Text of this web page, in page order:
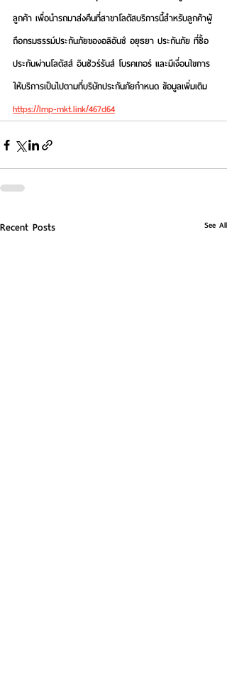
ลูกค้า เพื่อนำรถมาส่งคืนที่สาขาโลตัสบริการนี้สำหรับลูกค้าผู้
ถือกรมธรรม์ประกันภัยของอลิอันซ์ อยุธยา ประกันภัย ที่ซื้อ
ประกันผ่านโลตัสส์ อินชัวร์รันส์ โบรคเกอร์ และมีเงื่อนไขการ
ให้บริการเป็นไปตามที่บริษัทประกันภัยกำหนด ข้อมูลเพิ่มเติม
https://lmp-mkt.link/467d64
Recent Posts See All